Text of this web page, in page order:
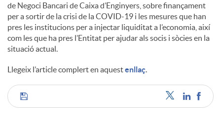
s
de Negoci Bancari de Caixa d’Enginyers, sobre finançament
per a sortir de la crisi de la COVID-19 i les mesures que han
pres les institucions per a injectar liquiditat a l’economia, així
com les que ha pres l’Entitat per ajudar als socis i sòcies en la
situació actual.
Llegeix l’article complert en aquestenllaç.
C